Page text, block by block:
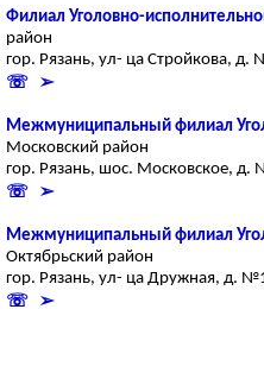
Филиал Уголовно-
район
гор. Рязань, ул- ца Стройкова, д.
☏ ➢
Межмуниципальный филиал
Московский район
гор. Рязань, шос. Московское, д.
☏ ➢
Межмуниципальный филиал
Октябрьский район
гор. Рязань, ул- ца Дружная, д.
☏ ➢